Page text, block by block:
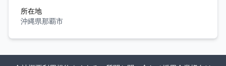
所在地
沖縄県那覇市